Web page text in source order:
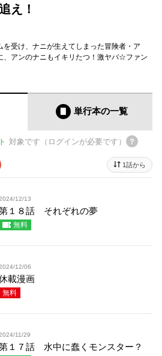
え！
を受け、ナニが生えてしまった冒険者・ア
、アンのナニもイキリたつ！激ヤバ☆ファン
単行本の一覧
対象です（ログインが必要です）
1話から
12/13
１８話 それぞれの夢
無料
12/06
載漫画
無料
11/29
１７話 水中に蠢くモンスター？